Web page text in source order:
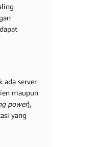
ada server
maupun
power),
yang